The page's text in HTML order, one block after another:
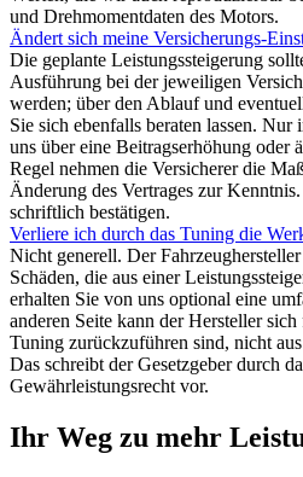
und Drehmomentdaten des Motors.
Ändert sich meine Versicherungs-
Die geplante Leistungssteigerung
Ausführung bei der jeweiligen
werden; über den Ablauf und
Sie sich ebenfalls beraten lassen. Nur
uns über eine Beitragserhöhung oder
Regel nehmen die Versicherer die
Änderung des Vertrages zur
schriftlich bestätigen.
Verliere ich durch das Tuning die
Nicht generell. Der
Schäden, die aus einer
erhalten Sie von uns optional eine
anderen Seite kann der Hersteller
Tuning zurückzuführen sind, nicht
Das schreibt der Gesetzgeber durch
Gewährleistungsrecht vor.
Ihr Weg zu mehr